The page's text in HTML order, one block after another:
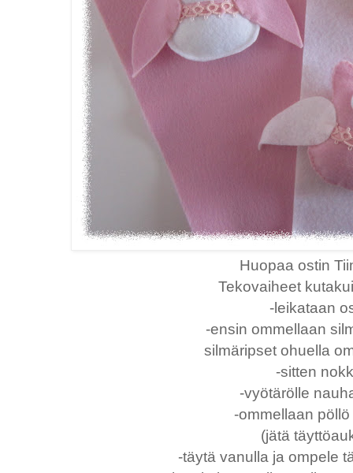
Huopaa ostin
Tekovaiheet
-leikataan
-ensin ommellaan
silmäripset ohuella
-sitten
-vyötärölle
-ommellaan
(jätä
-täytä vanulla ja ompele